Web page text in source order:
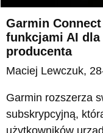
Garmin
funkcjami AI
producenta
Maciej Lewczuk,
Garmin rozszerza
subskrypcyjną,